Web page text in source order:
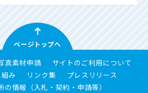
ページトップへ
真素材申請
サイトのご利用について
み
リンク集
プレスリリース
の情報（入札・契約・申請等）